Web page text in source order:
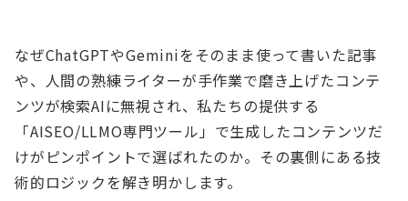
なぜChatGPTやGeminiをそのまま使って書いた記事
や、人間の熟練ライターが手作業で磨き上げたコンテ
ンツが検索AIに無視され、私たちの提供する
「AISEO/LLMO専門ツール」で生成したコンテンツだ
けがピンポイントで選ばれたのか。その裏側にある技
術的ロジックを解き明かします。